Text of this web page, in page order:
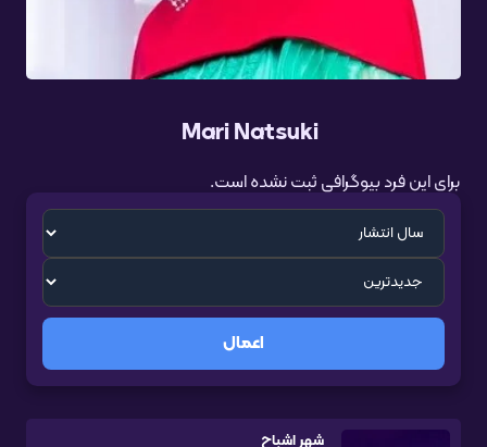
Mari Natsuki
برای این فرد بیوگرافی ثبت نشده است.
اعمال
شهر اشباح